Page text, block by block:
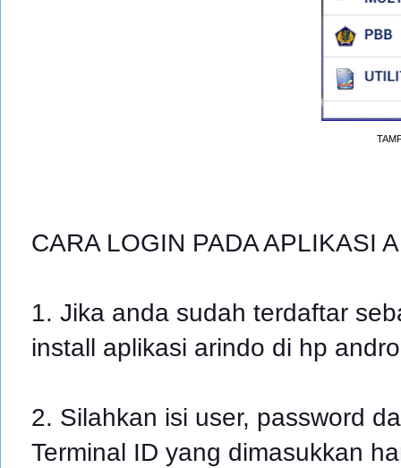
CARA LOGIN PADA APLIKASI
1. Jika anda sudah terdaftar
install aplikasi arindo di hp
2. Silahkan isi user, password
Terminal ID yang dimasukkan